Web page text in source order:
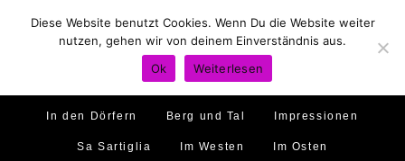
Hirtenland Traumstrände Feste feiern
Golfo di Orosei Im Norden
Murales Ambiente
In den Dörfern Berg und Tal Impressionen
Sa Sartiglia Im Westen Im Osten
Diese Website benutzt Cookies. Wenn Du die Website weiter
nutzen, gehen wir von deinem Einverständnis aus.
Ok
Weiterlesen